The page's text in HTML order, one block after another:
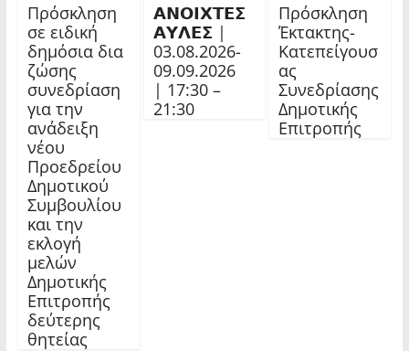
Πρόσκληση
σε ειδική
δημόσια δια
ζώσης
συνεδρίαση
για την
ανάδειξη
νέου
Προεδρείου
Δημοτικού
Συμβουλίου
και την
εκλογή
μελών
Δημοτικής
Επιτροπής
δεύτερης
θητείας
𝝖𝝢𝝤𝝞𝝬𝝩𝝚𝝨
𝝖𝝪𝝠𝝚𝝨 |
03.08.2026-
09.09.2026
| 17:30 –
21:30
Πρόσκληση
Έκτακτης-
Κατεπείγουσ
ας
Συνεδρίασης
Δημοτικής
Επιτροπής